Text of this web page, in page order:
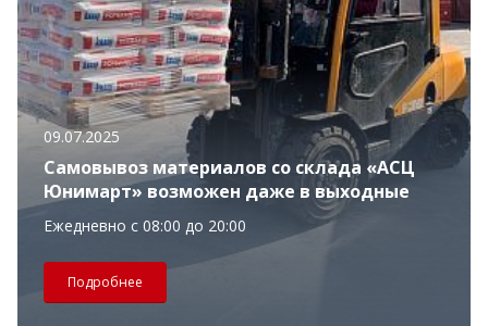
09.07.2025
Самовывоз материалов со склада «АСЦ
Юнимарт» возможен даже в выходные
Ежедневно с 08:00 до 20:00
Подробнее